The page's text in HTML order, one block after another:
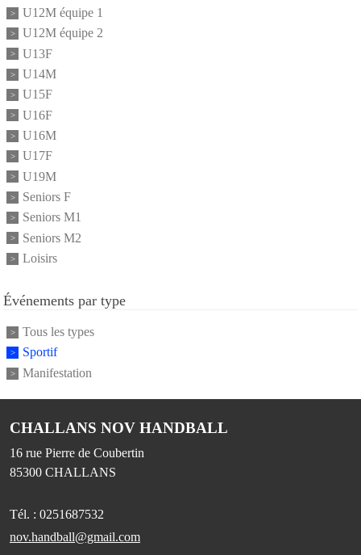
U12M équipe 1
U12M équipe 2
U13F
U14M
U15F
U16F
U16M
U17F
U19M
Seniors F
Seniors M1
Seniors M2
Loisirs
Événements par type
Tous les types
Sportif
Manifestation
CHALLANS NOV HANDBALL
16 rue Pierre de Coubertin
85300 CHALLANS
Tél. : 0251687532
nov.handball@gmail.com